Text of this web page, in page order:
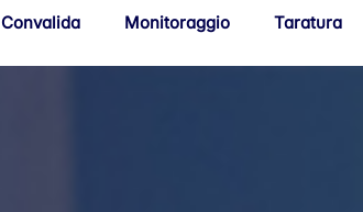
Convalida Monitoraggio Taratura